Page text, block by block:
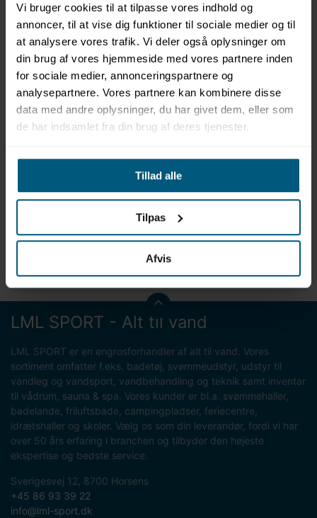
Vi bruger cookies til at tilpasse vores indhold og
annoncer, til at vise dig funktioner til sociale medier og til
at analysere vores trafik. Vi deler også oplysninger om
din brug af vores hjemmeside med vores partnere inden
for sociale medier, annonceringspartnere og
analysepartnere. Vores partnere kan kombinere disse
data med andre oplysninger, du har givet dem, eller som
de har indsamlet fra din brug af deres tjenester.
Tillad alle
Tilpas
Afvis
Produktinformation
Mærke: Vendiplas
Model: BSKT(M2)
Kurv til opbevaring
Længde: 60 cm
Bredde: 40 cm
Vægt: 5 kg
Volumen: 135 l
Rustfrit samt UV- og klorbestandig
Tåler temperaturer fra -40°C til +80°C
LML SPORT - Alt til vand
LML SPORT er en engrosforhandler af alt til vand. Vores
sortiment omfatter f.eks. badetøj, svømmeudstyr, udstyr til
vandleg og vandsport, vandbehandling og teknik samt inventar
til vådrum, sauna & spa. Vores kunder er bl.a. svømmehaller,
badelande, friluftsbade, campingpladser, feriecentre,
idrætshaller og skoler. Vælg os som din leverandør, fordi vi har
over 50 års erfaring i branchen og tilbyder den højeste
ekspertise og bedste service.
Sverigesvej 12, 8700 Horsens
+45 86 93 39 22
info@lml-sport.dk